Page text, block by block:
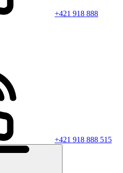
+421 918 888
+421 918 888 515